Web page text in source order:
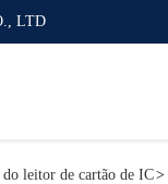
LTD
leitor de cartão de IC>